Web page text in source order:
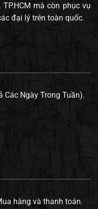
mà còn phục vụ
đại lý trên toàn quốc.
Các Ngày Trong Tuần).
hàng và thanh toán.